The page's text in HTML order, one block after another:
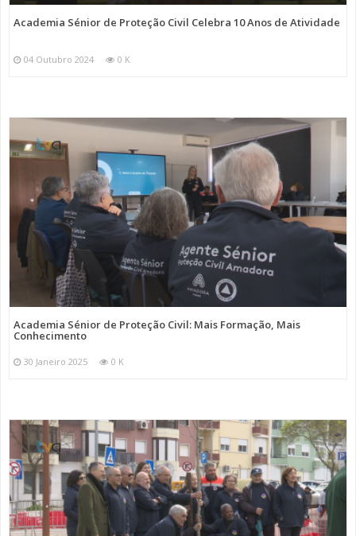
Academia Sénior de Proteção Civil Celebra 10 Anos de Atividade
04 Outubro 2024 0 K
Academia Sénior de Proteção Civil: Mais Formação, Mais
Conhecimento
30 Janeiro 2025 0 K